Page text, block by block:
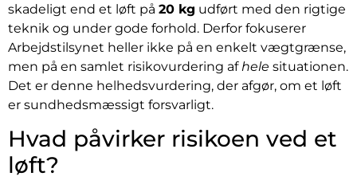
skadeligt end et løft på 20 kg udført med den rigtige
teknik og under gode forhold. Derfor fokuserer
Arbejdstilsynet heller ikke på en enkelt vægtgrænse,
men på en samlet risikovurdering af hele situationen.
Det er denne helhedsvurdering, der afgør, om et løft
er sundhedsmæssigt forsvarligt.
Hvad påvirker risikoen ved et
løft?